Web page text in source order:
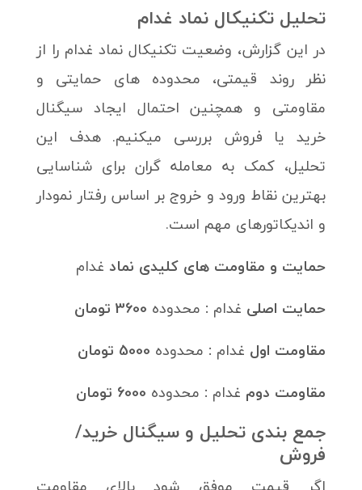
تحلیل تکنیکال نماد غدام
در این گزارش، وضعیت تکنیکال نماد غدام را از
نظر روند قیمتی، محدوده های حمایتی و
مقاومتی و همچنین احتمال ایجاد سیگنال
خرید یا فروش بررسی میکنیم. هدف این
تحلیل، کمک به معامله گران برای شناسایی
بهترین نقاط ورود و خروج بر اساس رفتار نمودار
و اندیکاتورهای مهم است.
حمایت‌ و مقاومت های کلیدی نماد غدام
حمایت اصلی غدام : محدوده 3600 تومان
مقاومت اول غدام : محدوده
مقاومت دوم غدام : محدوده 6000 تومان
جمع بندی تحلیل و سیگنال خرید/
فروش